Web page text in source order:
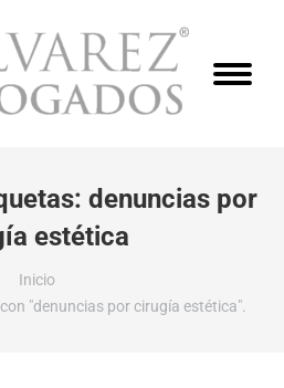
denuncias por
estética
Inicio
"denuncias por cirugía estética".